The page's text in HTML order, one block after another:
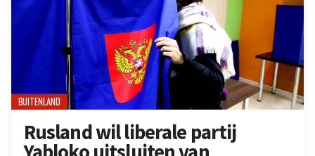
BUITENLAND
Rusland wil liberale partij